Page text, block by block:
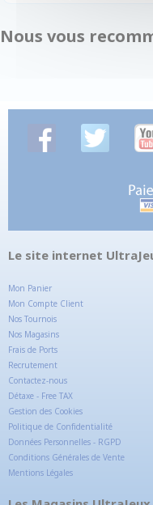
Nous vous
Le site internet
Mon Panier
Mon Compte Client
Nos Tournois
Nos Magasins
Frais de Ports
Recrutement
Contactez-nous
Détaxe - Free TAX
Gestion des Cookies
Politique de Confidentialité
Données Personnelles - RGPD
Conditions Générales de Vente
Mentions Légales